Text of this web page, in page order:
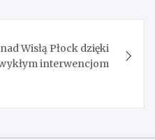
Wisłą Płock dzięki
interwencjom